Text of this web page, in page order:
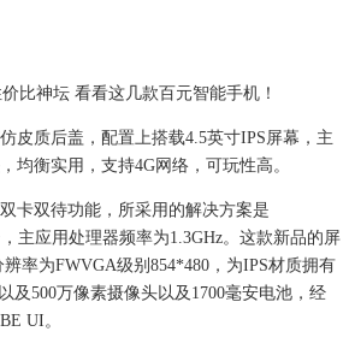
皮质后盖，配置上搭载4.5英寸IPS屏幕，主
均衡实用，支持4G网络，可玩性高。
卡双待功能，所采用的解决方案是
主应用处理器频率为1.3GHz。这款新品的屏
率为FWVGA级别854*480，为IPS材质拥有
及500万像素摄像头以及1700毫安电池，经
UI。